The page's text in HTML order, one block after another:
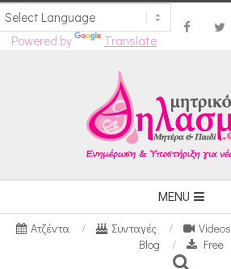
Powered by Translate
Navigation
Menu
MENU
Ατζέντα Συνταγές Videos
Blog
Free
Search